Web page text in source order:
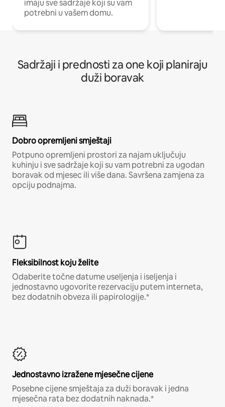
imaju sve sadržaje koji su vam
potrebni u vašem domu.
Sadržaji i prednosti za one koji planiraju
duži boravak
Dobro opremljeni smještaji
Potpuno opremljeni prostori za najam uključuju
kuhinju i sve sadržaje koji su vam potrebni za ugodan
boravak od mjesec ili više dana. Savršena zamjena za
opciju podnajma.
Fleksibilnost koju želite
Odaberite točne datume useljenja i iseljenja i
jednostavno ugovorite rezervaciju putem interneta,
bez dodatnih obveza ili papirologije.*
Jednostavno izražene mjesečne cijene
Posebne cijene smještaja za duži boravak i jedna
mjesečna rata bez dodatnih naknada.*